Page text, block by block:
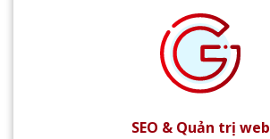
SEO & Quản trị web